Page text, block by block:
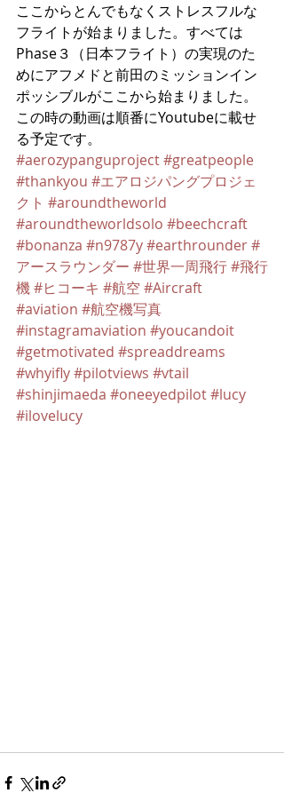
ここからとんでもなくストレスフルな
フライトが始まりました。すべては
Phase３（日本フライト）の実現のた
めにアフメドと前田のミッションイン
ポッシブルがここから始まりました。
この時の動画は順番にYoutubeに載せ
る予定です。
#aerozypanguproject#greatpeople
#thankyou #エアロジパングプロジェ
クト #aroundtheworld
#aroundtheworldsolo #beechcraft
#bonanza #n9787y#earthrounder#
アースラウンダー #世界一周飛行#飛行
機#ヒコーキ #航空 #Aircraft
#aviation #航空機写真
#instagramaviation #youcandoit
#getmotivated #spreaddreams
#whyifly#pilotviews #vtail
#shinjimaeda #oneeyedpilot#lucy
#ilovelucy